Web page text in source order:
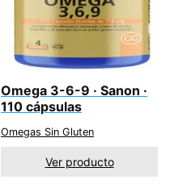
Omega 3-6-9 · Sanon ·
110 cápsulas
Omegas Sin Gluten
Ver producto